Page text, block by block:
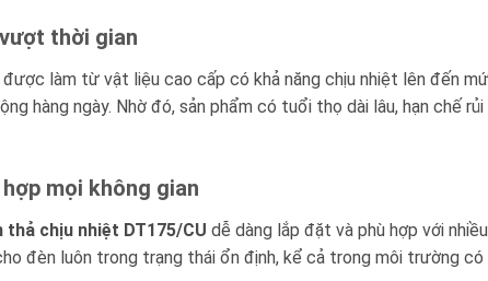
thời gian
làm từ vật liệu cao cấp có khả năng chịu nhiệt lên đến
hàng ngày. Nhờ đó, sản phẩm có tuổi thọ dài lâu, hạn chế
mọi không gian
thả chịu nhiệt DT175/CU dễ dàng lắp đặt và phù hợp với
đèn luôn trong trạng thái ổn định, kể cả trong môi trường có